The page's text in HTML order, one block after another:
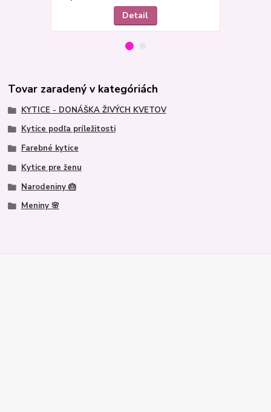
Detail
Tovar zaradený v kategóriách
KYTICE - DONÁŠKA ŽIVÝCH KVETOV
Kytice podľa príležitosti
Farebné kytice
Kytice pre ženu
Narodeniny 🎂
Meniny 🌸